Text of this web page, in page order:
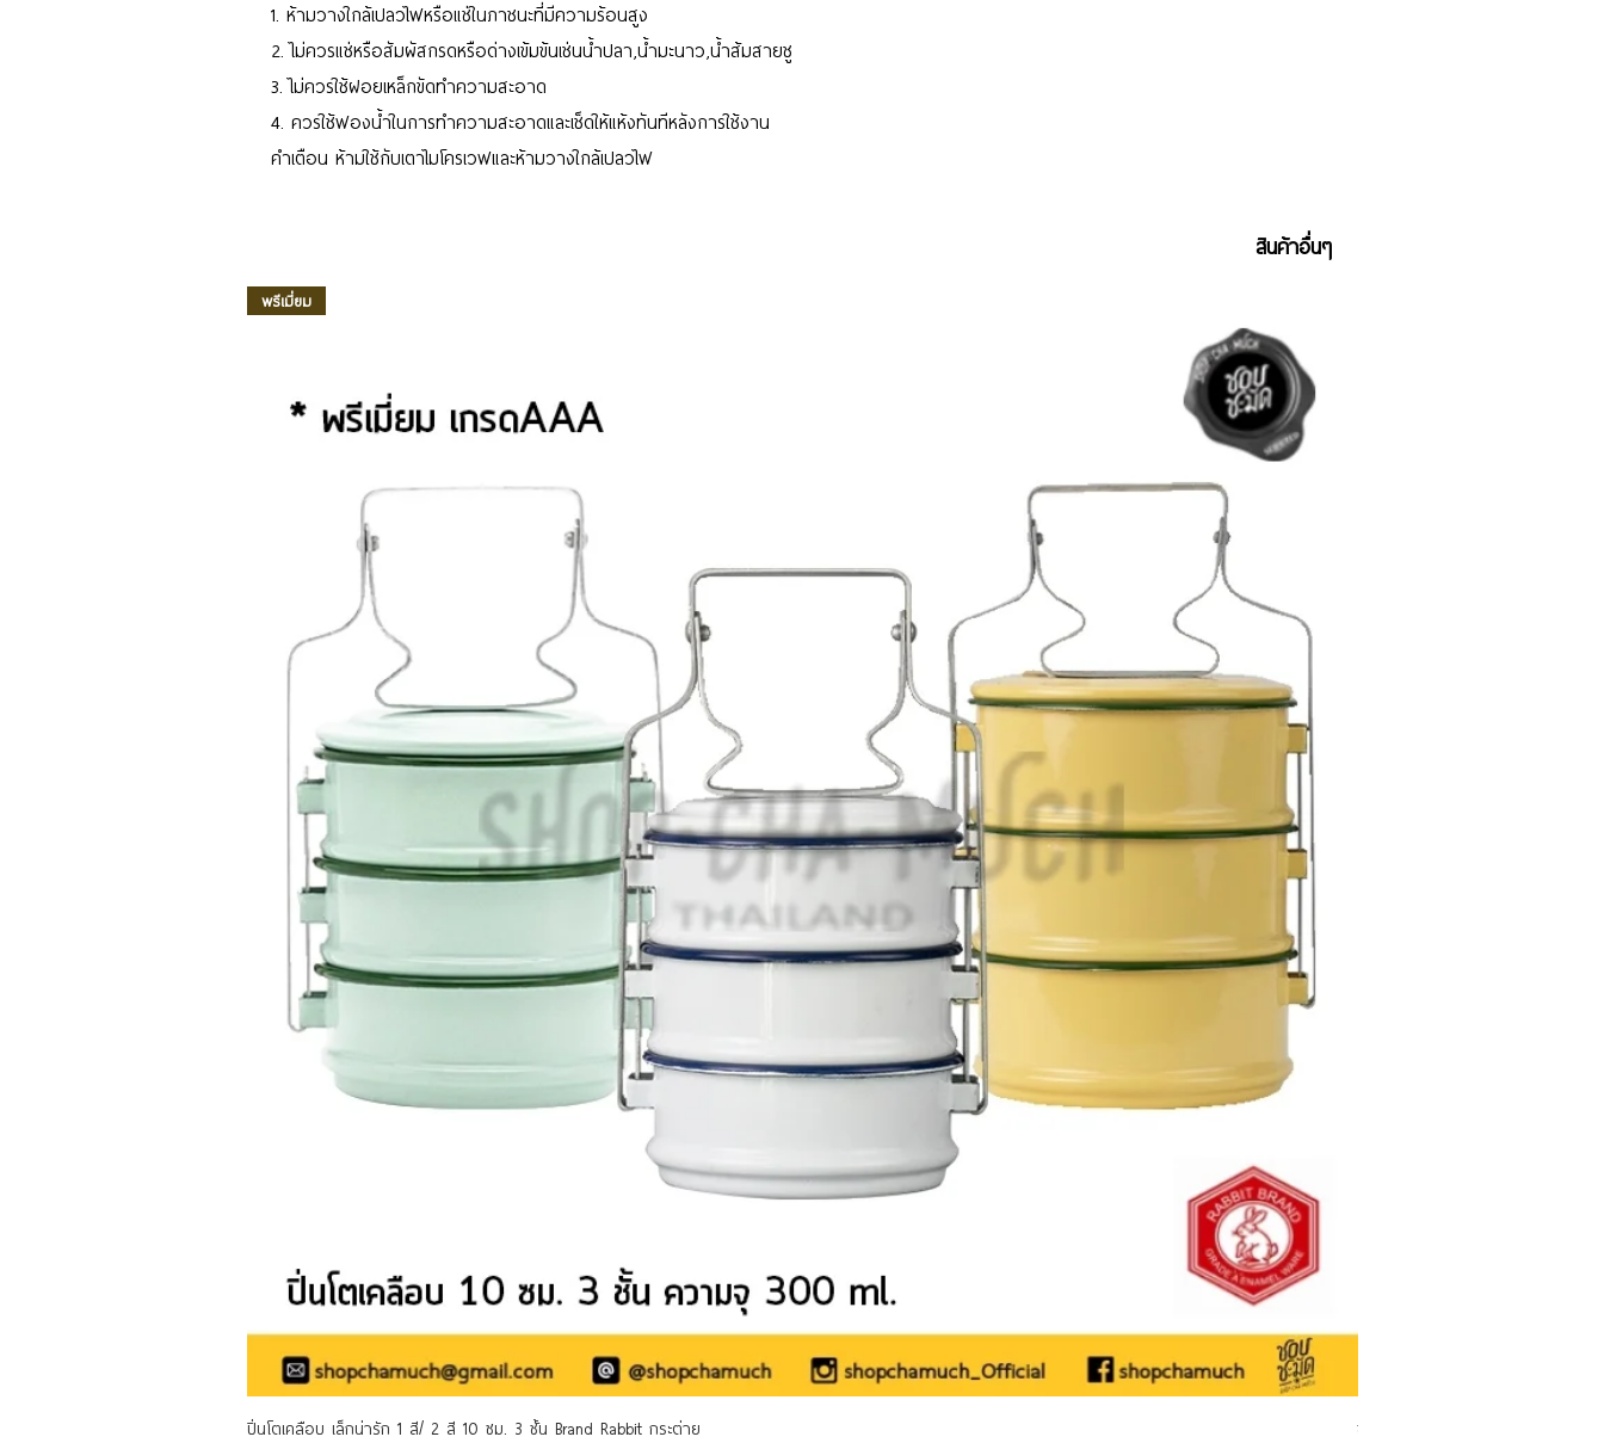
1. ห้ามวางใกล้เปลวไฟหรือแช่ในภาชนะที่มีความร้อนสูง
2. ไม่ควรแช่หรือสัมผัสกรดหรือด่างเข้มข้นเช่นน้ำปลา,น้ำมะนาว,น้ำส้มสายชู
3. ไม่ควรใช้ฝอยเหล็กขัดทำความสะอาด
4. ควรใช้ฟองน้ำในการทำความสะอาดและเช็ดให้แห้งทันทีหลังการใช้งาน
คำเตือน ห้ามใช้กับเตาไมโครเวฟและห้ามวางใกล้เปลวไฟ
สินค้าอื่นๆ
พรีเมี่ยม
ปิ่นโตเคลือบ เล็กน่ารัก 1 สี/ 2 สี 10 ซม. 3 ชั้น Brand Rabbit กระต่าย
ชามเคลือบ Enamel Food grade ล